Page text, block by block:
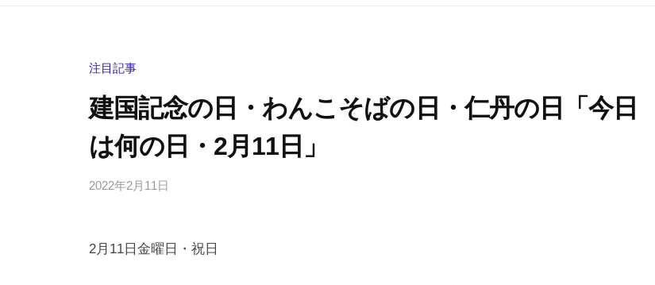
注目記事
建国記念の日・わんこそばの日・仁丹の日「今日
は何の日・2月11日」
2022年2月11日
iの
2月11日金曜日・祝日